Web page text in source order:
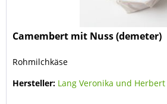
Camembert mit Nuss (demeter)
Rohmilchkäse
Hersteller: Lang Veronika und Herbert